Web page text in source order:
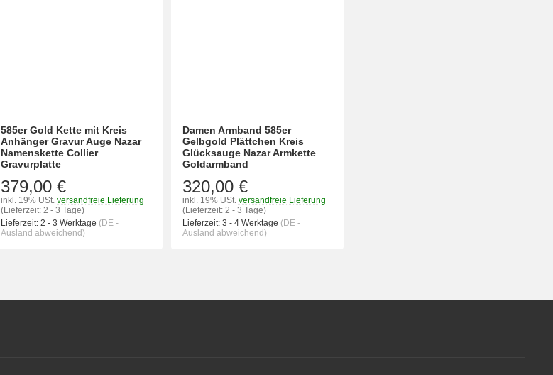
585er Gold Kette mit Kreis
Anhänger Gravur Auge Nazar
Namenskette Collier
Gravurplatte
379,00 €
inkl. 19% USt. versandfreie Lieferung
(Lieferzeit: 2 - 3 Tage)
Lieferzeit: 2 - 3 Werktage (DE -
Ausland abweichend)
Damen Armband 585er
Gelbgold Plättchen Kreis
Glücksauge Nazar Armkette
Goldarmband
320,00 €
inkl. 19% USt. versandfreie Lieferung
(Lieferzeit: 2 - 3 Tage)
Lieferzeit: 3 - 4 Werktage (DE -
Ausland abweichend)